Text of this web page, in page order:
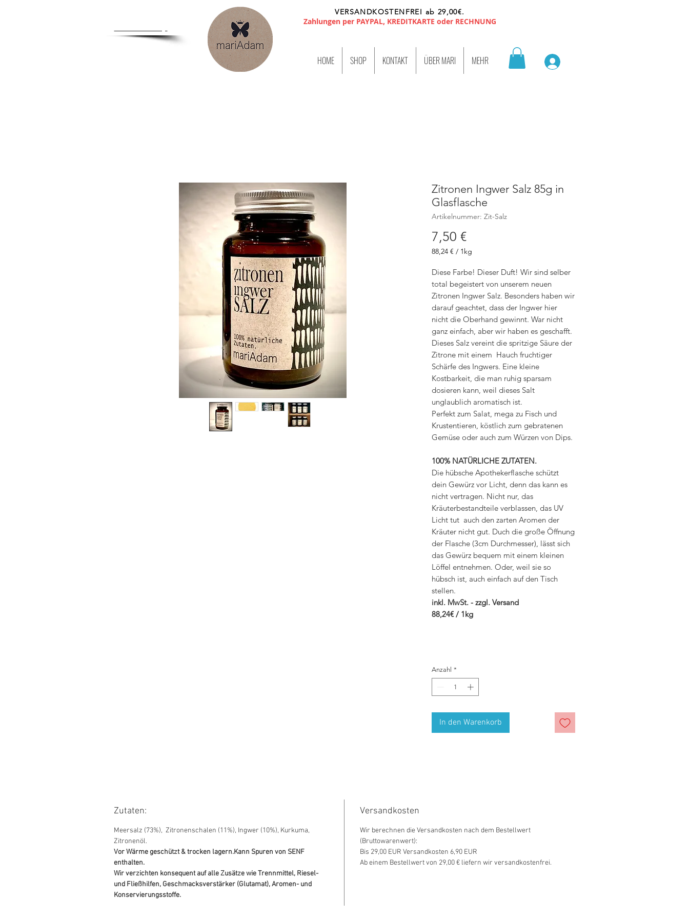
HOME SHOP KONTAKT ÜBER MARI MEHR
Händlershop
VERSANDKOSTENFREI ab 29,00€.
Zahlungen per PAYPAL, KREDITKARTE oder RECHNUNG
Zitronen Ingwer Salz 85g in
Glasflasche
Artikelnummer: Zit-Salz
7,50 €Preis
88,24 € / 1kg
pro
1
Kilogramm
Diese Farbe! Dieser Duft! Wir sind selber
total begeistert von unserem neuen
Zitronen Ingwer Salz. Besonders haben wir
darauf geachtet, dass der Ingwer hier
nicht die Oberhand gewinnt. War nicht
ganz einfach, aber wir haben es geschafft.
Dieses Salz vereint die spritzige Säure der
Zitrone mit einem Hauch fruchtiger
Schärfe des Ingwers. Eine kleine
Kostbarkeit, die man ruhig sparsam
dosieren kann, weil dieses Salt
unglaublich aromatisch ist.
Perfekt zum Salat, mega zu Fisch und
Krustentieren, köstlich zum gebratenen
Gemüse oder auch zum Würzen von Dips.
100% NATÜRLICHE ZUTATEN.
Die hübsche Apothekerflasche schützt
dein Gewürz vor Licht, denn das kann es
nicht vertragen. Nicht nur, das
Kräuterbestandteile verblassen, das UV
Licht tut auch den zarten Aromen der
Kräuter nicht gut. Duch die große Öffnung
der Flasche (3cm Durchmesser), lässt sich
das Gewürz bequem mit einem kleinen
Löffel entnehmen. Oder, weil sie so
hübsch ist, auch einfach auf den Tisch
stellen.
inkl. MwSt. - zzgl. Versand
88,24€ / 1kg
Anzahl *
In den Warenkorb
Zutaten:
Meersalz (73%), Zitronenschalen (11%), Ingwer (10%), Kurkuma,
Zitronenöl.
Vor Wärme geschützt & trocken lagern.Kann Spuren von SENF
enthalten.
Wir verzichten konsequent auf alle Zusätze wie Trennmittel, Riesel-
und Fließhilfen, Geschmacksverstärker (Glutamat), Aromen- und
Konservierungsstoffe.
Versandkosten
Wir berechnen die Versandkosten nach dem Bestellwert
(Bruttowarenwert):
Bis 29,00 EUR Versandkosten 6,90 EUR
Ab einem Bestellwert von 29,00 € liefern wir versandkostenfrei.